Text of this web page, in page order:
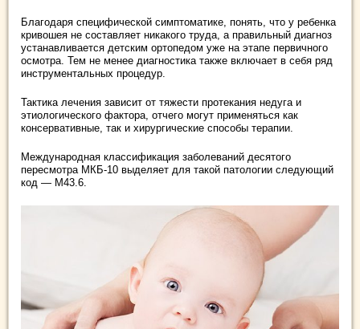
Благодаря специфической симптоматике, понять, что у ребенка
кривошея не составляет никакого труда, а правильный диагноз
устанавливается детским ортопедом уже на этапе первичного
осмотра. Тем не менее диагностика также включает в себя ряд
инструментальных процедур.
Тактика лечения зависит от тяжести протекания недуга и
этиологического фактора, отчего могут применяться как
консервативные, так и хирургические способы терапии.
Международная классификация заболеваний десятого
пересмотра МКБ-10 выделяет для такой патологии следующий
код — М43.6.